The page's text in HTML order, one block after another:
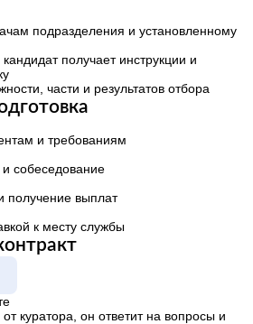
подразделения и установленному
получает инструкции и
части и результатов отбора
и требованиям
собеседование
получение выплат
к месту службы
куратора, он ответит на вопросы и